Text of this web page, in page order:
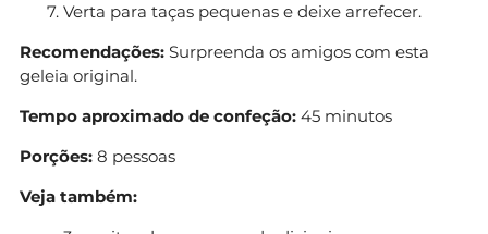
Verta para taças pequenas e deixe arrefecer.
Recomendações: Surpreenda os amigos com esta
geleia original.
Tempo aproximado de confeção: 45 minutos
Porções: 8 pessoas
Veja também: